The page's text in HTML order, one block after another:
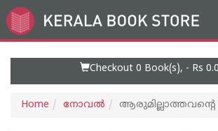
Go
to
Checkout 0 Book(s), - Rs
Home നോവല്‍